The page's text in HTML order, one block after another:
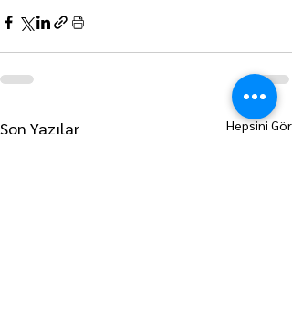
Son Yazılar Hepsini Gör